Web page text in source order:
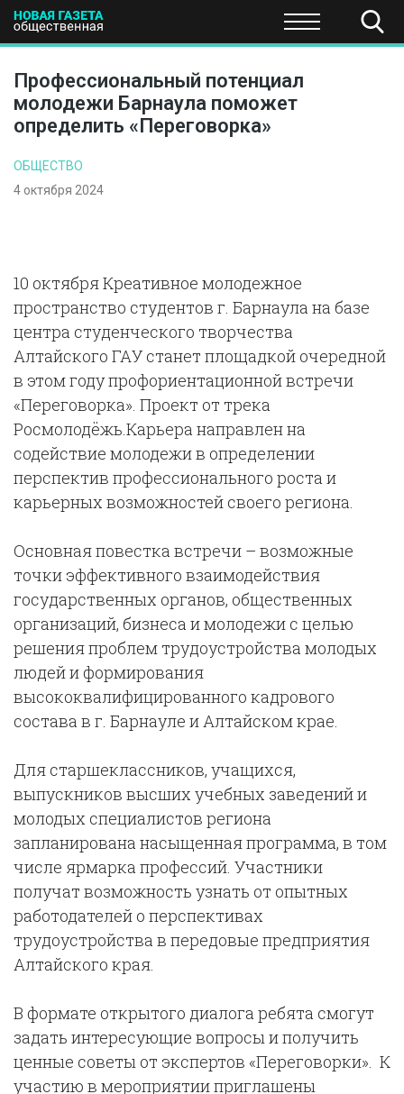
ПОЛИТИКА ЭКОНОМИКА НАУКА И
Профессиональный потенциал
молодежи Барнаула поможет
определить «Переговорка»
ОБЩЕСТВО
4 октября 2024
10 октября Креативное молодежное
пространство студентов г. Барнаула на базе
центра студенческого творчества
Алтайского ГАУ станет площадкой очередной
в этом году профориентационной встречи
«Переговорка». Проект от трека
Росмолодёжь.Карьера направлен на
содействие молодежи в определении
перспектив профессионального роста и
карьерных возможностей своего региона.
Основная повестка встречи – возможные
точки эффективного взаимодействия
государственных органов, общественных
организаций, бизнеса и молодежи с целью
решения проблем трудоустройства молодых
людей и формирования
высококвалифицированного кадрового
состава в г. Барнауле и Алтайском крае.
Для старшеклассников, учащихся,
выпускников высших учебных заведений и
молодых специалистов региона
запланирована насыщенная программа, в том
числе ярмарка профессий. Участники
получат возможность узнать от опытных
работодателей о перспективах
трудоустройства в передовые предприятия
Алтайского края.
В формате открытого диалога ребята смогут
задать интересующие вопросы и получить
ценные советы от экспертов «Переговорки». К
участию в мероприятии приглашены